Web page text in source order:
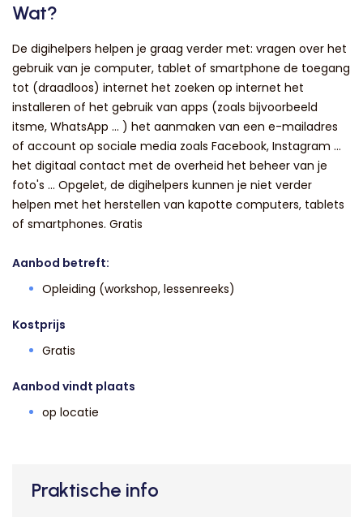
Wat?
De digihelpers helpen je graag verder met: vragen over het
gebruik van je computer, tablet of smartphone de toegang
tot (draadloos) internet het zoeken op internet het
installeren of het gebruik van apps (zoals bijvoorbeeld
itsme, WhatsApp ... ) het aanmaken van een e-mailadres
of account op sociale media zoals Facebook, Instagram ...
het digitaal contact met de overheid het beheer van je
foto's ... Opgelet, de digihelpers kunnen je niet verder
helpen met het herstellen van kapotte computers, tablets
of smartphones. Gratis
Aanbod betreft:
Opleiding (workshop, lessenreeks)
Kostprijs
Gratis
Aanbod vindt plaats
op locatie
Praktische info